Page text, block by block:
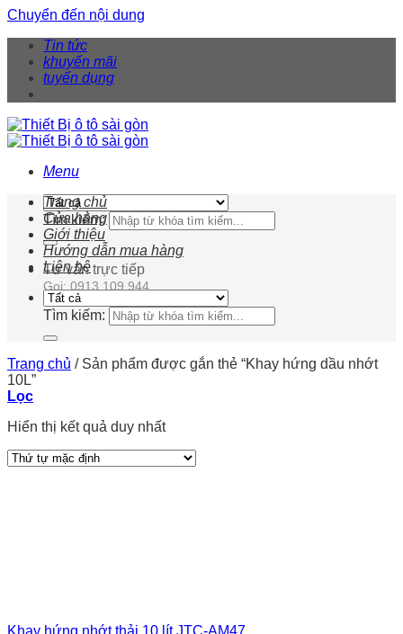
Chuyển đến nội dung
Tin tức
khuyến mãi
tuyển dụng
Menu
Tìm kiếm:
Tư vấn trực tiếp
Gọi: 0913 109 944
Trang chủ
Cửa hàng
Giới thiệu
Hướng dẫn mua hàng
Liên hệ
Tìm kiếm:
Trang chủ /Sản phẩm được gắn thẻ “Khay hứng dầu nhớt
10L”
Lọc
Hiển thị kết quả duy nhất
Khay hứng nhớt thải 10 lít JTC-AM47